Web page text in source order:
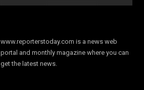
www.reporterstoday.com is a news web
portal and monthly magazine where you can
get the latest news.